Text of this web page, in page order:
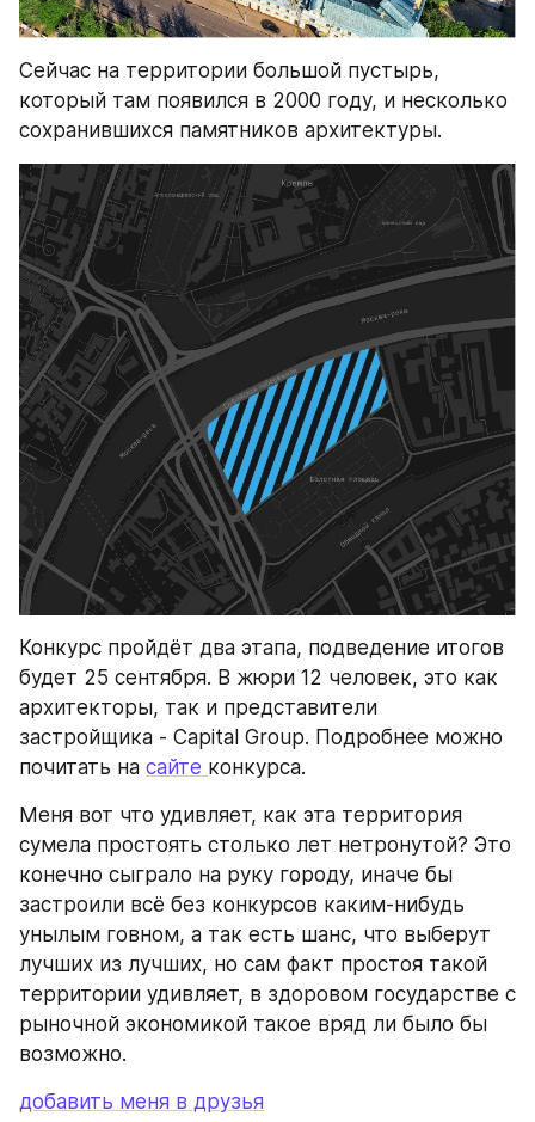
Сейчас на территории большой пустырь,
который там появился в 2000 году, и несколько
сохранившихся памятников архитектуры.
Конкурс пройдёт два этапа, подведение итогов
будет 25 сентября. В жюри 12 человек, это как
архитекторы, так и представители
застройщика - Capital Group. Подробнее можно
почитать на сайте конкурса.
Меня вот что удивляет, как эта территория
сумела простоять столько лет нетронутой? Это
конечно сыграло на руку городу, иначе бы
застроили всё без конкурсов каким-нибудь
унылым говном, а так есть шанс, что выберут
лучших из лучших, но сам факт простоя такой
территории удивляет, в здоровом государстве с
рыночной экономикой такое вряд ли было бы
возможно.
добавить меня в друзья